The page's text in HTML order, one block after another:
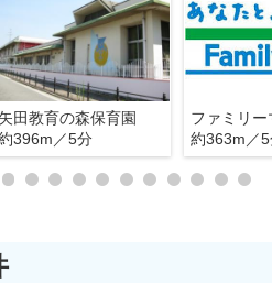
矢田教育の森保育園
396m／5分
約363m／